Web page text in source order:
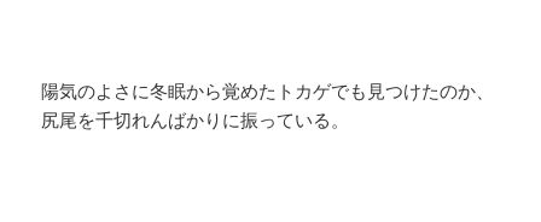
陽気のよさに冬眠から覚めたトカゲでも見つけたのか、
尻尾を千切れんばかりに振っている。